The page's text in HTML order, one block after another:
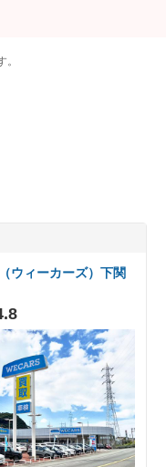
ウィーカーズ）下関